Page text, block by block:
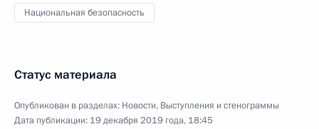
Национальная безопасность
Статус материала
Опубликован в разделах: Новости, Выступления и стенограммы
Дата публикации: 19 декабря 2019 года, 18:45